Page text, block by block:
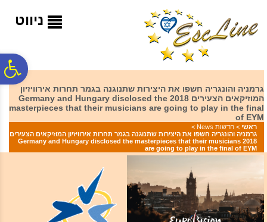
המרכזי
ניווט
גרמניה והונגריה חשפו את היצירות שתנוגנה בגמר תחרות אירוויזיון
המוזיקאים הצעירים 2018 Germany and Hungary disclosed the
masterpieces that their musicians are going to play in the final
of EYM
ראשי > חדשות News
>
גרמניה והונגריה חשפו את היצירות שתנוגנה בגמר תחרות אירוויזיון המוזיקאים הצעירים
2018 Germany and Hungary disclosed the masterpieces that their musicians
are going to play in the final of EYM